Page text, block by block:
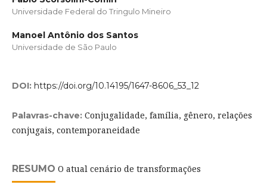
Universidade Federal do Tringulo Mineiro
Manoel Antônio dos Santos
Universidade de São Paulo
DOI: https://doi.org/10.14195/1647-8606_53_12
Palavras-chave: Conjugalidade, família, gênero, relações
conjugais, contemporaneidade
RESUMO O atual cenário de transformações